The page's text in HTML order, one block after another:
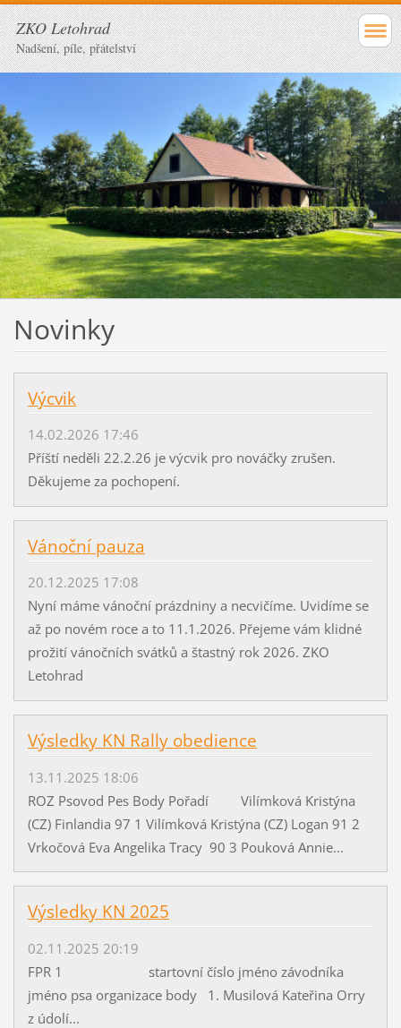
ZKO Letohrad
Nadšení, píle, přátelství
Novinky
Výcvik
14.02.2026 17:46
Příští neděli 22.2.26 je výcvik pro nováčky zrušen.
Děkujeme za pochopení.
Vánoční pauza
20.12.2025 17:08
Nyní máme vánoční prázdniny a necvičíme. Uvidíme se
až po novém roce a to 11.1.2026. Přejeme vám klidné
prožití vánočních svátků a štastný rok 2026. ZKO
Letohrad
Výsledky KN Rally obedience
13.11.2025 18:06
ROZ Psovod Pes Body Pořadí Vilímková Kristýna
(CZ) Finlandia 97 1 Vilímková Kristýna (CZ) Logan 91 2
Vrkočová Eva Angelika Tracy 90 3 Pouková Annie...
Výsledky KN 2025
02.11.2025 20:19
FPR 1 startovní číslo jméno závodníka
jméno psa organizace body 1. Musilová Kateřina Orry
z údolí...